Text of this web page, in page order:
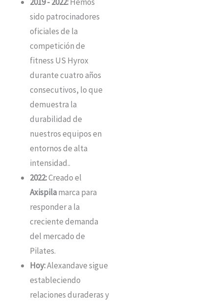
sido patrocinadores
oficiales de la
competición de
fitness US Hyrox
durante cuatro años
consecutivos, lo que
demuestra la
durabilidad de
nuestros equipos en
entornos de alta
intensidad..
2022:Creado el
Axispilamarca para
responder a la
creciente demanda
del mercado de
Pilates.
Hoy:Alexandave sigue
estableciendo
relaciones duraderas y